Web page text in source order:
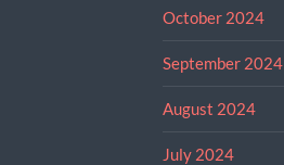
October 2024
September 2024
August 2024
July 2024